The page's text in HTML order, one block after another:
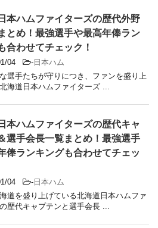
本ハムファイターズの歴代外野
とめ！最強選手や最高年俸ラン
合わせてチェック！
04 -日本ハム
選手たちが守りにつき、ファンを盛り上
海道日本ハムファイターズ ...
本ハムファイターズの歴代キャ
選手会長一覧まとめ！最強選手
俸ランキングも合わせてチェッ
04 -日本ハム
道を盛り上げている北海道日本ハムファ
歴代キャプテンと選手会長 ...